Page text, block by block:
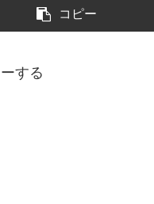
コピー
する